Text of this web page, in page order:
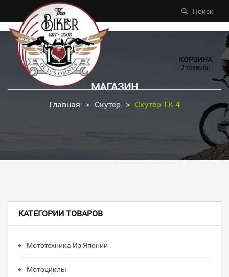
Поиск
КОРЗИНА
0 товар(а)
МАГАЗИН
Главная > Скутер > Скутер TK-4
КАТЕГОРИИ ТОВАРОВ
Мототехника Из Японии
Мотоциклы